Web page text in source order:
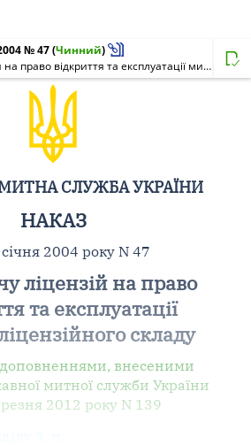
№ 47(Чинний)
Про видачу ліцензій на право відкриття та експлуатації митного ліцензійного складу
СЛУЖБА УКРАЇНИ
НАКАЗ
2004 року N 47
ліцензій на право
та експлуатації
складу
доповненнями, внесеними
митної служби України
2012 року N 139